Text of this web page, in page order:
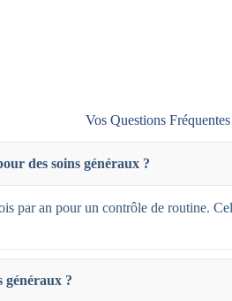
Vos Questions
des soins généraux ?
par an pour un contrôle de routine.
généraux ?